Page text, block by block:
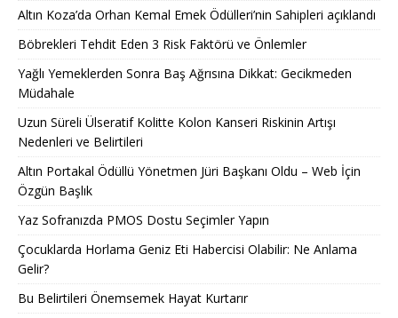
Altın Koza’da Orhan Kemal Emek Ödülleri’nin Sahipleri açıklandı
Böbrekleri Tehdit Eden 3 Risk Faktörü ve Önlemler
Yağlı Yemeklerden Sonra Baş Ağrısına Dikkat: Gecikmeden
Müdahale
Uzun Süreli Ülseratif Kolitte Kolon Kanseri Riskinin Artışı
Nedenleri ve Belirtileri
Altın Portakal Ödüllü Yönetmen Jüri Başkanı Oldu – Web İçin
Özgün Başlık
Yaz Sofranızda PMOS Dostu Seçimler Yapın
Çocuklarda Horlama Geniz Eti Habercisi Olabilir: Ne Anlama
Gelir?
Bu Belirtileri Önemsemek Hayat Kurtarır